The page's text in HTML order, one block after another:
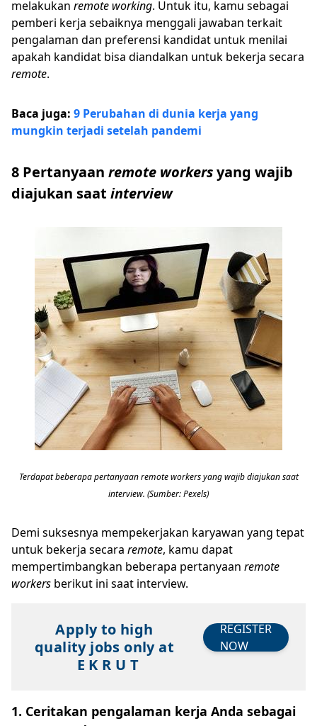
melakukan remote working. Untuk itu, kamu sebagai
pemberi kerja sebaiknya menggali jawaban terkait
pengalaman dan preferensi kandidat untuk menilai
apakah kandidat bisa diandalkan untuk bekerja secara
remote.
Baca juga: 9 Perubahan di dunia kerja yang
mungkin terjadi setelah pandemi
8 Pertanyaan remote workersyang wajib
diajukan saat interview
Terdapat beberapa pertanyaan remote workers yang wajib diajukan saat
interview. (Sumber: Pexels)
Demi suksesnya mempekerjakan karyawan yang tepat
untuk bekerja secara remote, kamu dapat
mempertimbangkan beberapa pertanyaan remote
workers berikut ini saat interview.
Apply to high
quality jobs only at
E K R U T
REGISTER
NOW
1. Ceritakan pengalaman kerja Anda sebagai